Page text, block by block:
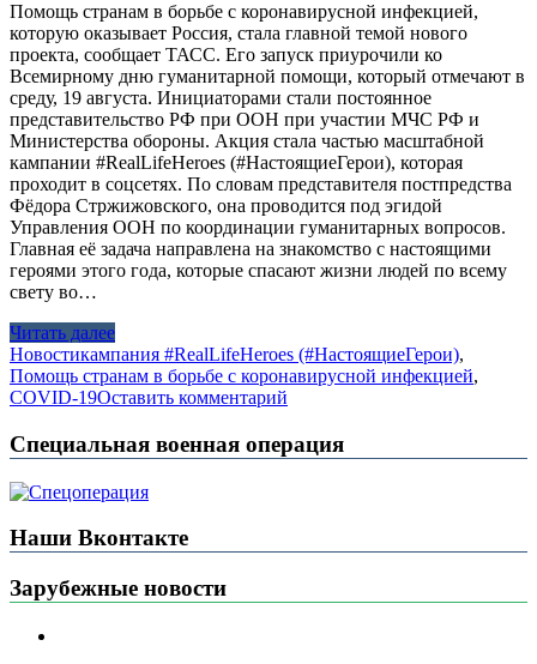
Помощь странам в борьбе с коронавирусной инфекцией,
которую оказывает Россия, стала главной темой нового
проекта, сообщает ТАСС. Его запуск приурочили ко
Всемирному дню гуманитарной помощи, который отмечают в
среду, 19 августа. Инициаторами стали постоянное
представительство РФ при ООН при участии МЧС РФ и
Министерства обороны. Акция стала частью масштабной
кампании #RealLifeHeroes (#НастоящиеГерои), которая
проходит в соцсетях. По словам представителя постпредства
Фёдора Стржижовского, она проводится под эгидой
Управления ООН по координации гуманитарных вопросов.
Главная её задача направлена на знакомство с настоящими
героями этого года, которые спасают жизни людей по всему
свету во…
Читать далее
Новостикампания #RealLifeHeroes (#НастоящиеГерои),
Помощь странам в борьбе с коронавирусной инфекцией,
СOVID-19Оставить комментарий
Специальная военная операция
Наши Вконтакте
Зарубежные новости